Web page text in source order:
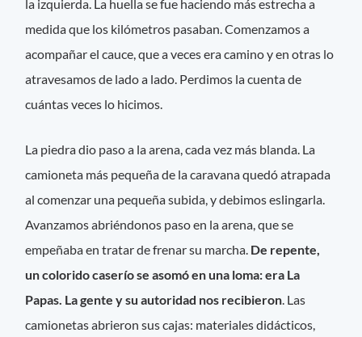
la izquierda. La huella se fue haciendo más estrecha a
medida que los kilómetros pasaban. Comenzamos a
acompañar el cauce, que a veces era camino y en otras lo
atravesamos de lado a lado. Perdimos la cuenta de
cuántas veces lo hicimos.
La piedra dio paso a la arena, cada vez más blanda. La
camioneta más pequeña de la caravana quedó atrapada
al comenzar una pequeña subida, y debimos eslingarla.
Avanzamos abriéndonos paso en la arena, que se
empeñaba en tratar de frenar su marcha. De repente,
un colorido caserío se asomó en una loma: era La
Papas. La gente y su autoridad nos recibieron . Las
camionetas abrieron sus cajas: materiales didácticos,